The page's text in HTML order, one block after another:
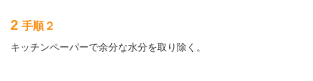
2 手順２
キッチンペーパーで余分な水分を取り除く。